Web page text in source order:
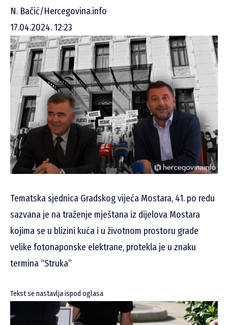
N. Bačić/Hercegovina.info
17.04.2024. 12:23
Tematska sjednica Gradskog vijeća Mostara, 41. po redu
sazvana je na traženje mještana iz dijelova Mostara
kojima se u blizini kuća i u životnom prostoru grade
velike fotonaponske elektrane, protekla je u znaku
termina “Struka”
Tekst se nastavlja ispod oglasa